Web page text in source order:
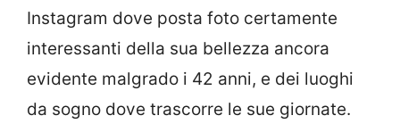
Instagram dove posta foto certamente
interessanti della sua bellezza ancora
evidente malgrado i 42 anni, e dei luoghi
da sogno dove trascorre le sue giornate.